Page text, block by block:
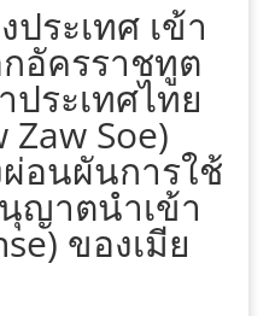
ระเทศ เข้า
กอัครราชทูต
ประเทศไทย
Zaw Soe)
อนผันการใช้
ญาตนำเข้า
ของเมีย